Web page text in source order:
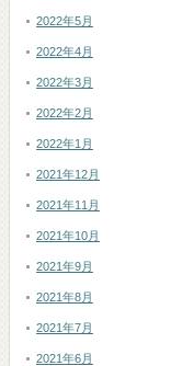
2022年5月
2022年4月
2022年3月
2022年2月
2022年1月
2021年12月
2021年11月
2021年10月
2021年9月
2021年8月
2021年7月
2021年6月